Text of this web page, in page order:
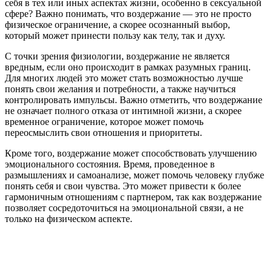
себя в тех или иных аспектах жизни, особенно в сексуальной
сфере? Важно понимать, что воздержание — это не просто
физическое ограничение, а скорее осознанный выбор,
который может принести пользу как телу, так и духу.
С точки зрения физиологии, воздержание не является
вредным, если оно происходит в рамках разумных границ.
Для многих людей это может стать возможностью лучше
понять свои желания и потребности, а также научиться
контролировать импульсы. Важно отметить, что воздержание
не означает полного отказа от интимной жизни, а скорее
временное ограничение, которое может помочь
переосмыслить свои отношения и приоритеты.
Кроме того, воздержание может способствовать улучшению
эмоционального состояния. Время, проведенное в
размышлениях и самоанализе, может помочь человеку глубже
понять себя и свои чувства. Это может привести к более
гармоничным отношениям с партнером, так как воздержание
позволяет сосредоточиться на эмоциональной связи, а не
только на физическом аспекте.